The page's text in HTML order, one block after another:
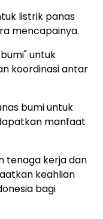
listrik panas
mencapainya.
untuk
koordinasi antar
bumi untuk
manfaat
tenaga kerja dan
keahlian
bagi